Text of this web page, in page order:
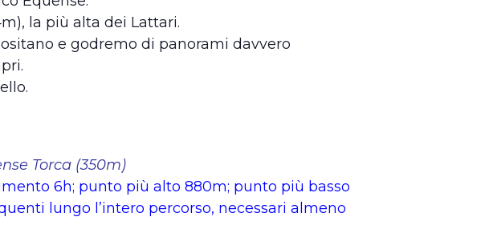
la più alta dei Lattari.
e godremo di panorami davvero
Torca (350m)
6h; punto più alto 880m; punto più basso
lungo l’intero percorso, necessari almeno